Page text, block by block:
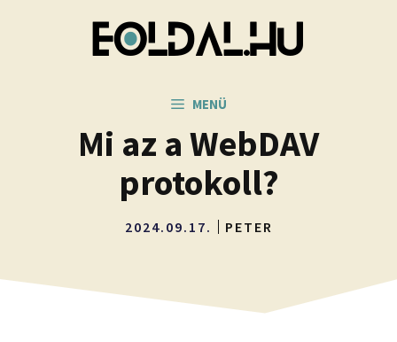
MENÜ
Mi az a WebDAV
protokoll?
2024.09.17. PETER